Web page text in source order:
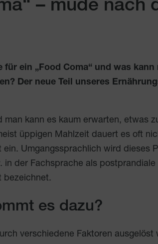
– müde nach
für ein „Food Coma“ und was kann
Der neue Teil unseres
man kann es kaum erwarten, etwas
üppigen Mahlzeit dauert es oft
Umgangssprachlich wird dieses
in der Fachsprache als postprandiale
bezeichnet.
es dazu?
verschiedene Faktoren ausgelöst